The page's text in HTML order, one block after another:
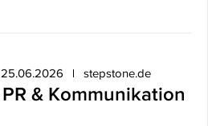
25.06.2026 stepstone.de
& Kommunikation